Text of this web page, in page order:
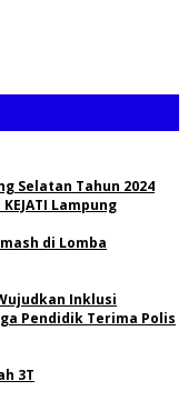
Selatan Tahun 2024
Lampung
di Lomba
Inklusi
Pendidik Terima Polis
3T